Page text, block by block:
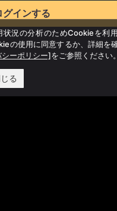
グインする
況の分析のためCookieを利
の使用に同意するか、詳細を
ーポリシー]をご参照ください
る